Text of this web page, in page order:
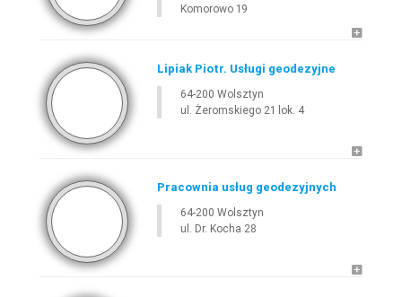
Komorowo 19
Lipiak Piotr. Usługi geodezyjne
64-200 Wolsztyn
ul. Żeromskiego 21 lok. 4
Pracownia usług geodezyjnych
64-200 Wolsztyn
ul. Dr. Kocha 28